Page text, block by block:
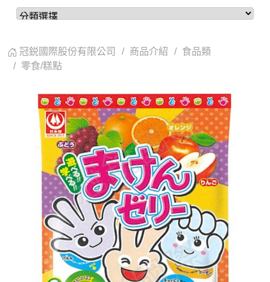
冠鋭國際股份有限公司 商品介紹
食品類
零食/糕點